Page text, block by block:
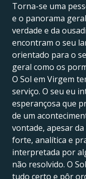
Torna-se uma
e o panorama geral
verdade e da
encontram o seu
orientado para o
geral como os
O Sol em Virgem
serviço. O seu eu
esperançosa que
de um
vontade, apesar
forte, analítica e
interpretada por
não resolvido. O
tudo certo e pôr